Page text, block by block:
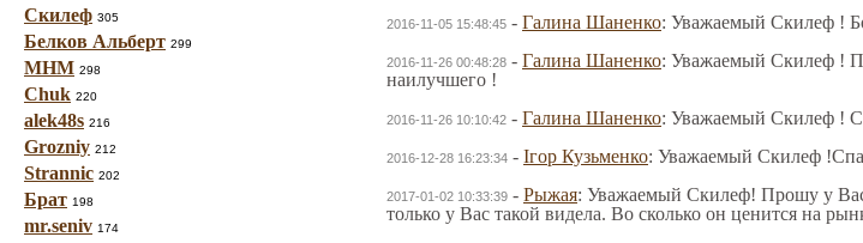
Скилеф 305
Белков Альберт 299
МНМ 298
Chuk 220
alek48s 216
Grozniy 212
Strannic 202
Брат 198
mr.seniv 174
2016-11-05 15:48:45 - Галина Шаненко: Уважаемый Скилеф !
2016-11-26 00:48:28 - Галина Шаненко: Уважаемый Скилеф !
наилучшего !
2016-11-26 10:10:42 - Галина Шаненко: Уважаемый Скилеф !
2016-12-28 16:23:34 - Ігор Кузьменко: Уважаемый Скилеф
2017-01-02 10:33:39 - Рыжая: Уважаемый Скилеф! Прошу у
только у Вас такой видела. Во сколько он ценится на